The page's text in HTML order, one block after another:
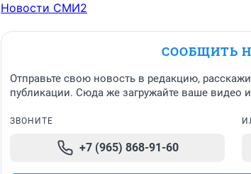
Новости СМИ2
СООБЩИТЬ
Отправьте свою новость в редакцию,
публикации. Сюда же загружайте ваше видео
ЗВОНИТЕ
+7 (965) 868-91-60